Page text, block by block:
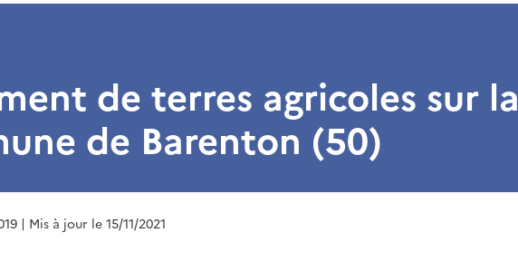
de terres agricoles sur la
de Barenton (50)
| Mis à jour le 15/11/2021